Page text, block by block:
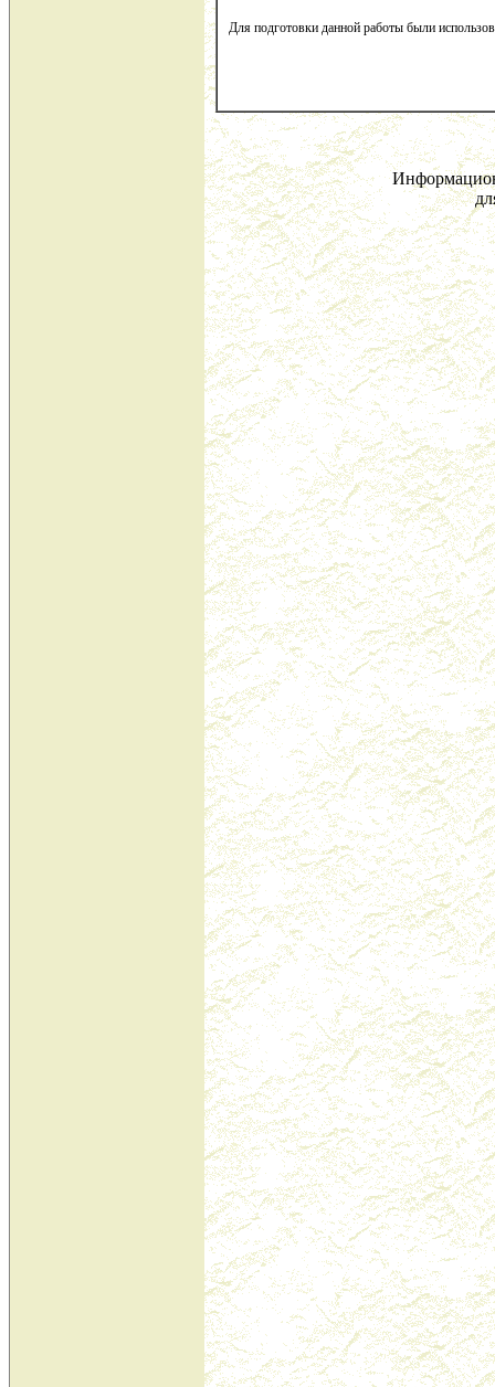
Для подготовки данной работы были